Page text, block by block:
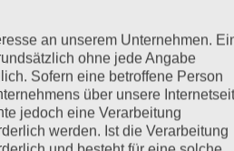
erste Erfahrungen
und unter Anleitung
bei!
kannst du diesen
an unserem Unternehmen.
ohne jede Angabe
Sofern eine betroffene Person
über unsere
jedoch eine Verarbeitung
werden. Ist die Verarbeitung